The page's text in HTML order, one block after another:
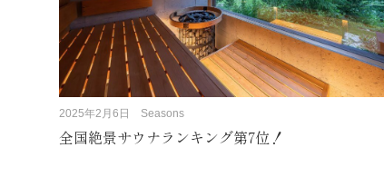
2025年2月6日 Seasons
全国絶景サウナランキング第7位！